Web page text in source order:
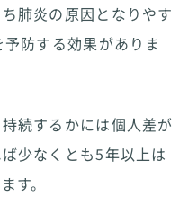
肺炎の原因となりやす
防する効果がありま
続するかには個人差が
少なくとも5年以上は
す。